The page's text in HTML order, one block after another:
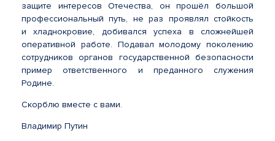
защите интересов Отечества, он прошёл большой
профессиональный путь, не раз проявлял стойкость
и хладнокровие, добивался успеха в сложнейшей
оперативной работе. Подавал молодому поколению
сотрудников органов государственной безопасности
пример ответственного и преданного служения
Родине.
Скорблю вместе с вами.
Владимир Путин